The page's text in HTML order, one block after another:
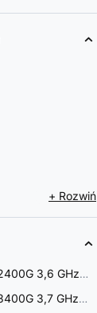
+ Rozwiń
3,6 GHz 6
3,7 GHz 3